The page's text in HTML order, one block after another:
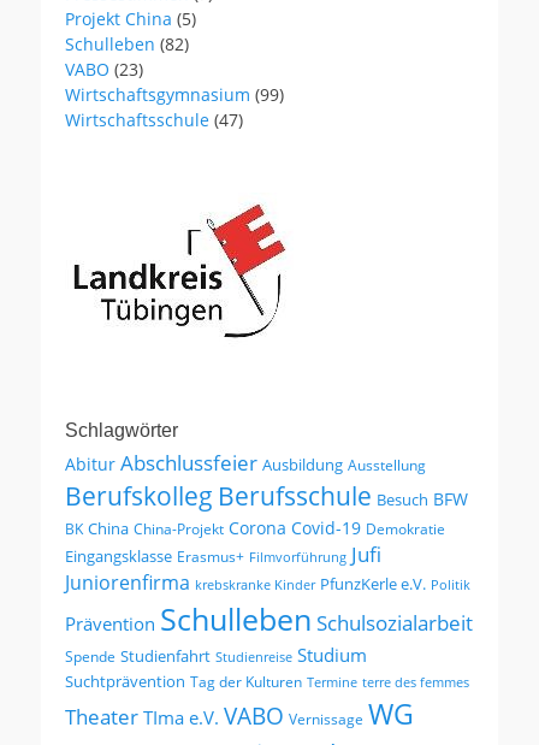
Projekt China (5)
Schulleben (82)
VABO (23)
Wirtschaftsgymnasium (99)
Wirtschaftsschule (47)
Schlagwörter
Abitur Abschlussfeier Ausbildung Ausstellung
Berufskolleg Berufsschule Besuch BFW
BK China China-Projekt Corona Covid-19 Demokratie
Eingangsklasse Erasmus+ Filmvorführung Jufi
Juniorenfirma krebskranke Kinder PfunzKerle e.V. Politik
Prävention Schulleben Schulsozialarbeit
Spende Studienfahrt Studienreise Studium
Suchtprävention Tag der Kulturen Termine terre des femmes
Theater TIma e.V. VABO Vernissage WG